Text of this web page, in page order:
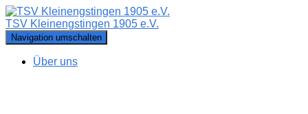
TSV Kleinengstingen 1905 e.V.
Navigation umschalten
Über uns